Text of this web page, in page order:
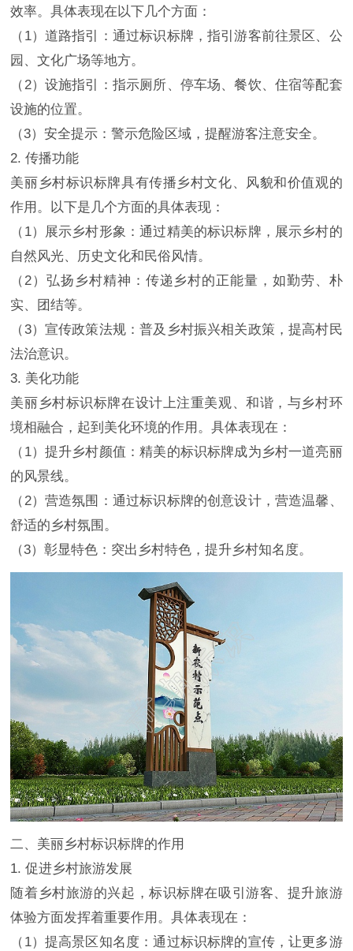
效率。具体表现在以下几个方面：
（1）道路指引：通过标识标牌，指引游客前往景区、公
园、文化广场等地方。
（2）设施指引：指示厕所、停车场、餐饮、住宿等配套
设施的位置。
（3）安全提示：警示危险区域，提醒游客注意安全。
2. 传播功能
美丽乡村标识标牌具有传播乡村文化、风貌和价值观的
作用。以下是几个方面的具体表现：
（1）展示乡村形象：通过精美的标识标牌，展示乡村的
自然风光、历史文化和民俗风情。
（2）弘扬乡村精神：传递乡村的正能量，如勤劳、朴
实、团结等。
（3）宣传政策法规：普及乡村振兴相关政策，提高村民
法治意识。
3. 美化功能
美丽乡村标识标牌在设计上注重美观、和谐，与乡村环
境相融合，起到美化环境的作用。具体表现在：
（1）提升乡村颜值：精美的标识标牌成为乡村一道亮丽
的风景线。
（2）营造氛围：通过标识标牌的创意设计，营造温馨、
舒适的乡村氛围。
（3）彰显特色：突出乡村特色，提升乡村知名度。
二、美丽乡村标识标牌的作用
1. 促进乡村旅游发展
随着乡村旅游的兴起，标识标牌在吸引游客、提升旅游
体验方面发挥着重要作用。具体表现在：
（1）提高景区知名度：通过标识标牌的宣传，让更多游